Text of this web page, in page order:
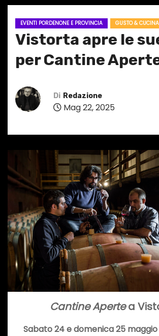
EVENTI PORDENONE E PROVINCIA GUSTO & CUCINA
Vistorta apre le
per Cantine
Di Redazione
Mag 22, 2025
Cantine Apertea
Sabato 24 e domenica 25